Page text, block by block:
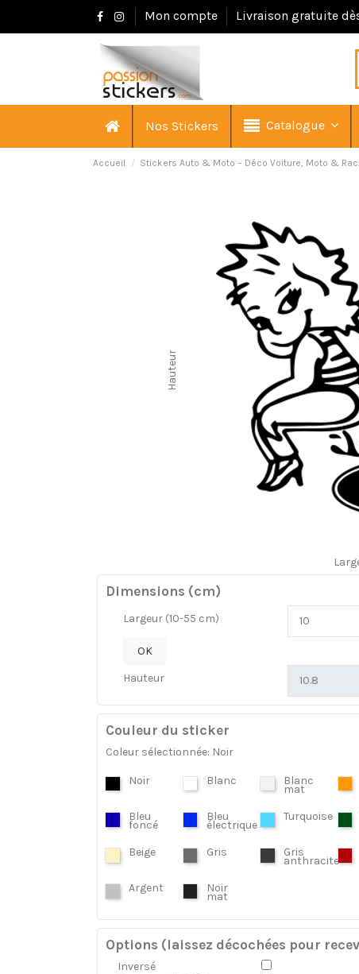
Mon compte Livraison gratuite
Nos Stickers Catalogue
Accueil Stickers Auto & Moto – Déco Voiture, Moto &
Hauteur
Dimensions (cm)
Largeur (10-55 cm)
OK
Hauteur
Couleur du sticker
Coleur sélectionnée: Noir
Noir Blanc Blanc
mat
Bleu
foncé
Bleu
électrique
Turquoise
Beige Gris Gris
anthracite
Argent Noir
mat
Options (laissez décochées pour
Inversé